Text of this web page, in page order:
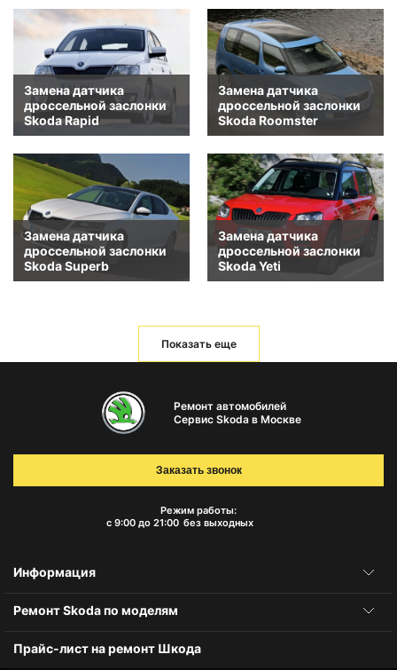
Замена датчика
дроссельной заслонки
Skoda Rapid
Замена датчика
дроссельной заслонки
Skoda Roomster
Замена датчика
дроссельной заслонки
Skoda Superb
Замена датчика
дроссельной заслонки
Skoda Yeti
Показать еще
Ремонт автомобилей
Сервис Skoda в Москве
Режим работы:
с 9:00 до 21:00 без выходных
Заказать звонок
Информация
Ремонт Skoda по моделям
Прайс-лист на ремонт Шкода